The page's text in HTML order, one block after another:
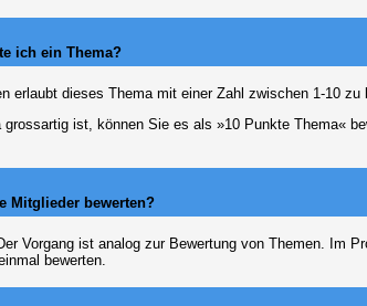
ich ein Thema?
erlaubt dieses Thema mit einer Zahl zwischen 1-10 zu
ist, können Sie es als »10 Punkte Thema«
Mitglieder bewerten?
Vorgang ist analog zur Bewertung von Themen. Im
bewerten.